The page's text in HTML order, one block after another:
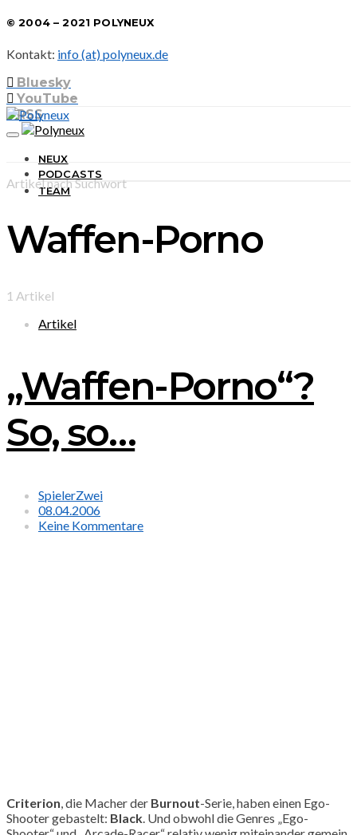
© 2004 – 2021 POLYNEUX
Kontakt: info (at) polyneux.de
Bluesky
YouTube
RSS
NEUX
PODCASTS
TEAM
Artikel nach Suchwort
Waffen-Porno
1 Artikel
Artikel
„Waffen-Porno“?
So, so…
SpielerZwei
08.04.2006
Keine Kommentare
Criterion, die Macher der Burnout-Serie, haben einen Ego-
Shooter gebastelt: Black. Und obwohl die Genres „Ego-